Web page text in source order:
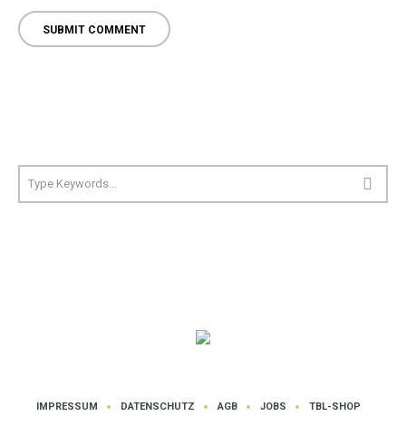
IMPRESSUM DATENSCHUTZ AGB JOBS TBL-SHOP